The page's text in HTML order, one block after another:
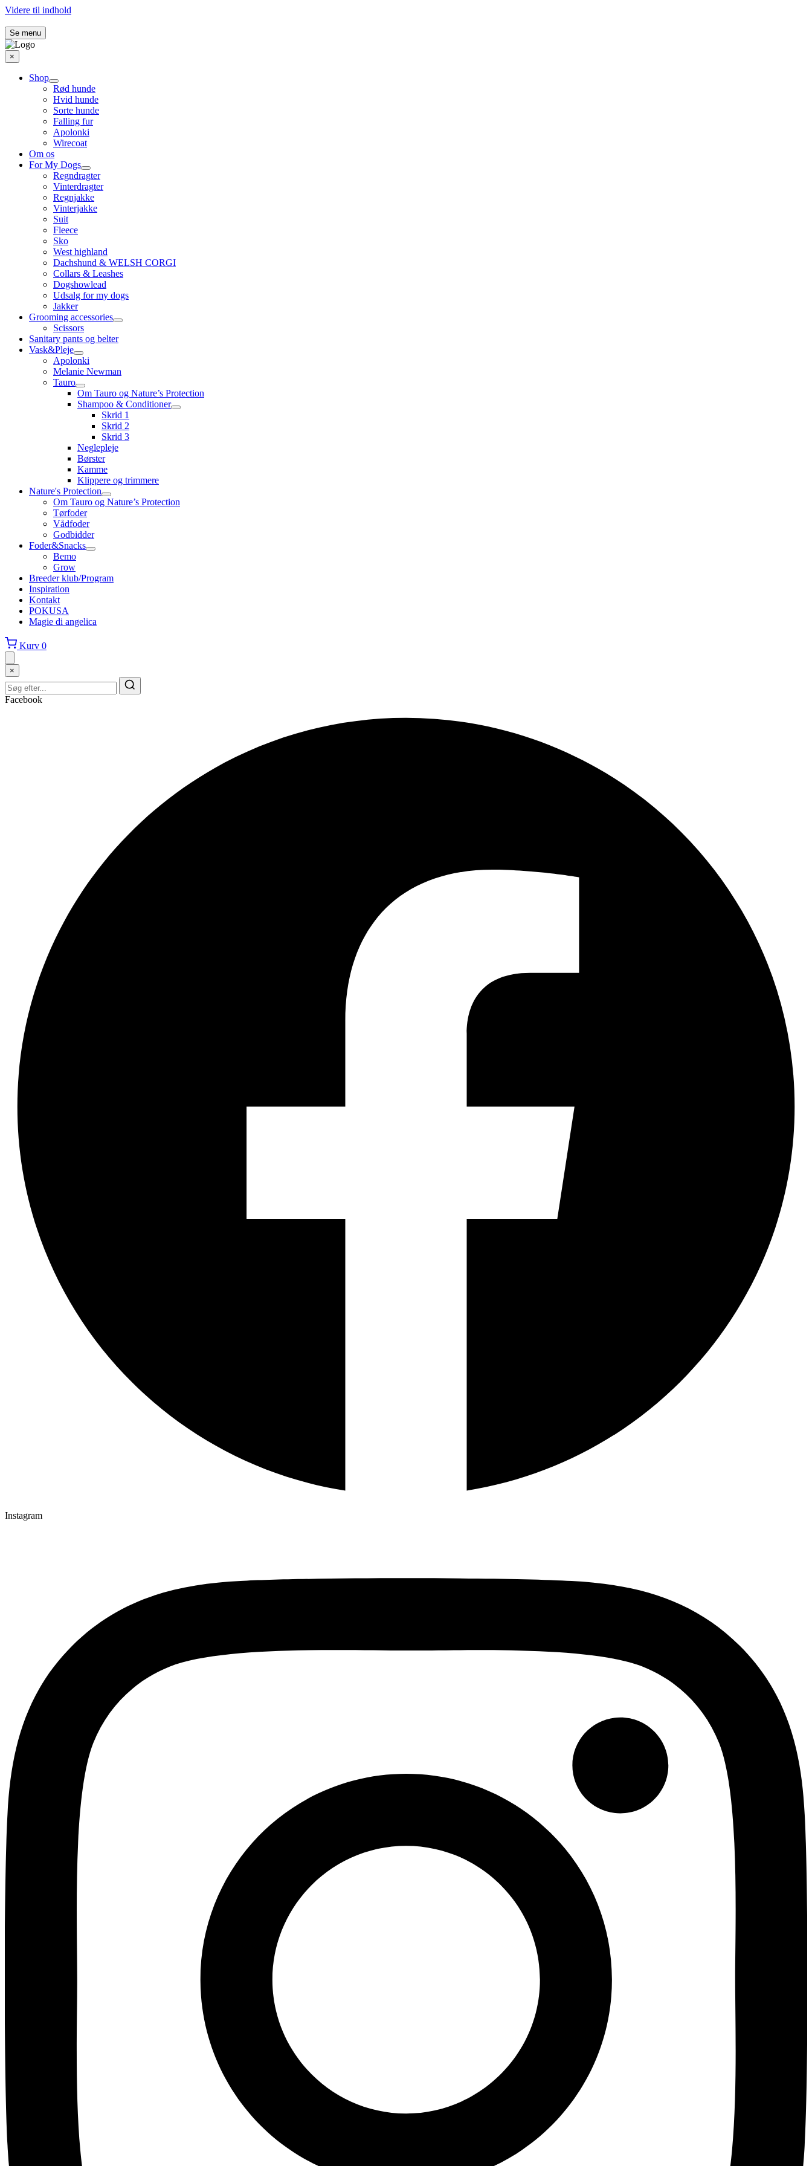
Videre til indhold
Se menu
×
Shop
Rød hunde
Hvid hunde
Sorte hunde
Falling fur
Apolonki
Wirecoat
Om os
For My Dogs
Regndragter
Vinterdragter
Regnjakke
Vinterjakke
Suit
Fleece
Sko
West highland
Dachshund & WELSH CORGI
Collars & Leashes
Dogshowlead
Udsalg for my dogs
Jakker
Grooming accessories
Scissors
Sanitary pants og belter
Vask&Pleje
Apolonki
Melanie Newman
Tauro
Om Tauro og Nature’s Protection
Shampoo & Conditioner
Skrid 1
Skrid 2
Skrid 3
Neglepleje
Børster
Kamme
Klippere og trimmere
Nature's Protection
Om Tauro og Nature’s Protection
Tørfoder
Vådfoder
Godbidder
Foder&Snacks
Bemo
Grow
Breeder klub/Program
Inspiration
Kontakt
POKUSA
Magie di angelica
Kurv 0
×
Facebook
Instagram